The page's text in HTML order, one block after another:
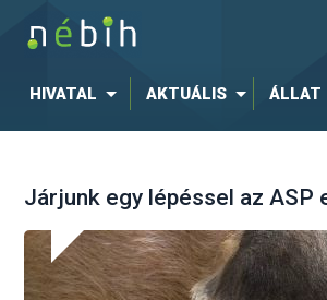
HIVATAL AKTUÁLIS ÁLLAT
Járjunk egy lépéssel az ASP